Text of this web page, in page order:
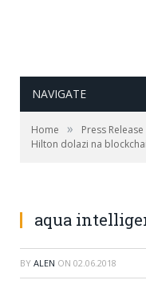
NAVIGATE
Home » Press Release
Hilton dolazi na
aqua
BY ALEN ON 02.06.2018